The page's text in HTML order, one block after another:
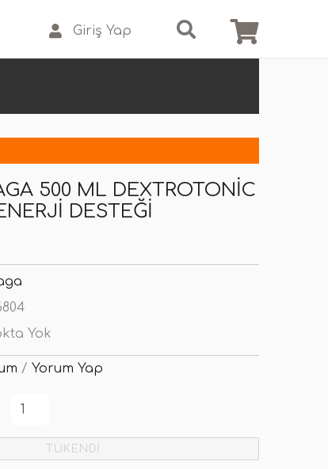
Giriş Yap
500 ML DEXTROTONIC
DESTEĞI
Yok
/ Yorum Yap
TÜKENDİ